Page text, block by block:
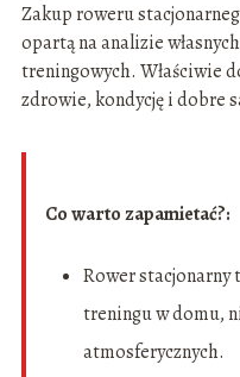
Zakup roweru
opartą na analizie
treningowych. Właściwie
zdrowie, kondycję i dobre
Co warto zapamietać?:
Rower stacjonarny
treningu w domu,
atmosferycznych.